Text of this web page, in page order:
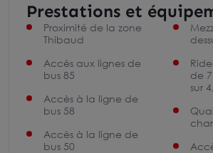
Prestations et
Proximité de la zone
Thibaud
Accès aux lignes de
bus 85
Accès à la ligne de
bus 58
Accès à la ligne de
bus 50
de
sur